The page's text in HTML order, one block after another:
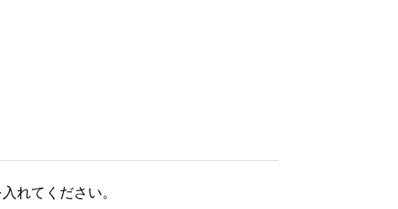
れてください。